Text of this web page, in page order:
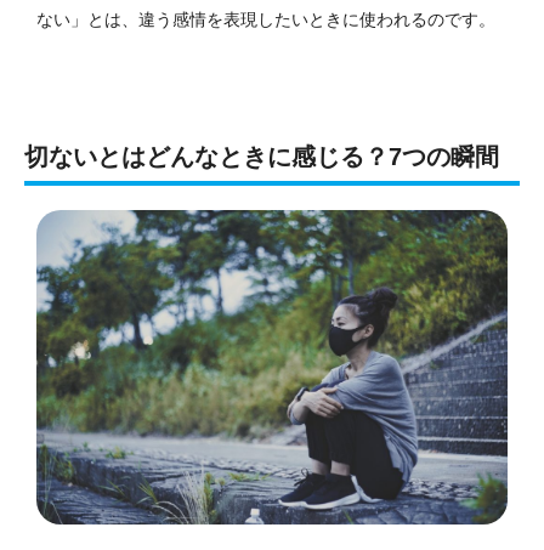
ない」とは、違う感情を表現したいときに使われるのです。
切ないとはどんなときに感じる？7つの瞬間